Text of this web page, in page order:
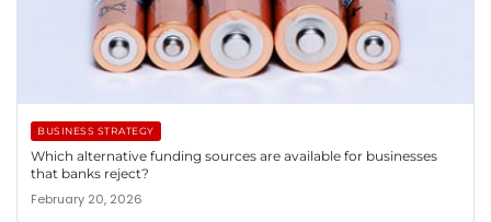
BUSINESS STRATEGY
Which alternative funding sources are available for businesses
that banks reject?
February 20, 2026